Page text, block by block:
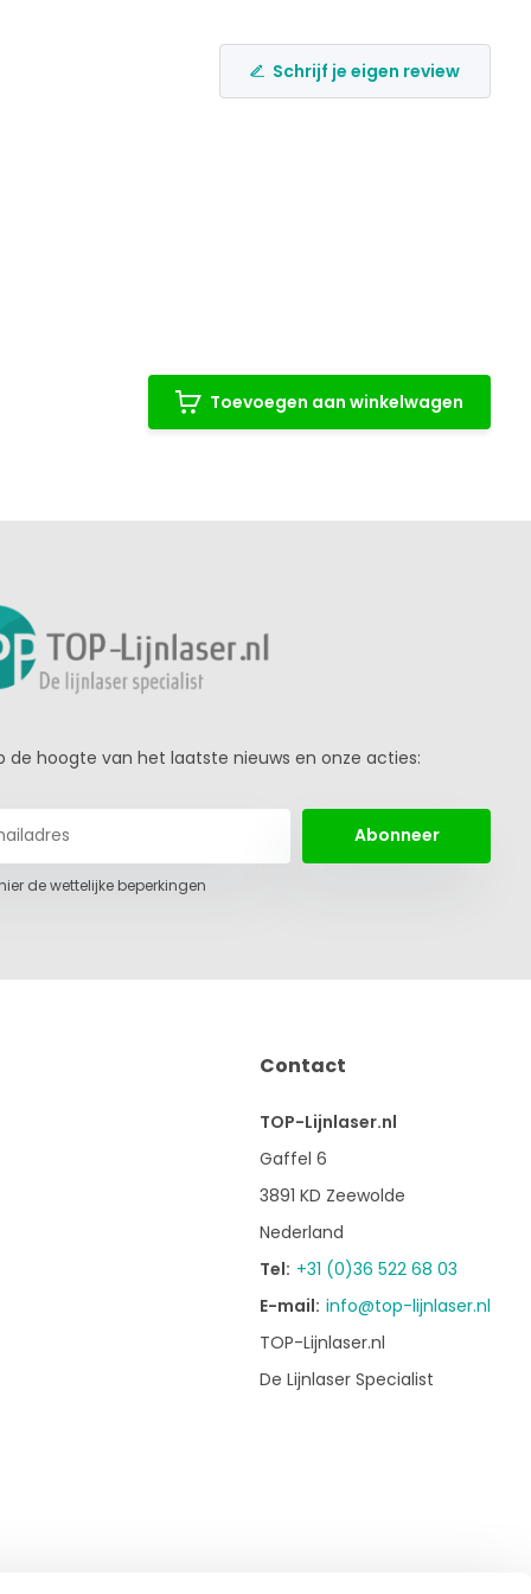
Schrijf je eigen review
Toevoegen aan winkelwagen
de hoogte van het laatste nieuws en onze acties:
Abonneer
de wettelijke beperkingen
Contact
TOP-Lijnlaser.nl
Gaffel 6
3891 KD Zeewolde
Nederland
Tel: +31 (0)36 522 68 03
E-mail: info@top-lijnlaser.nl
TOP-Lijnlaser.nl
De Lijnlaser Specialist